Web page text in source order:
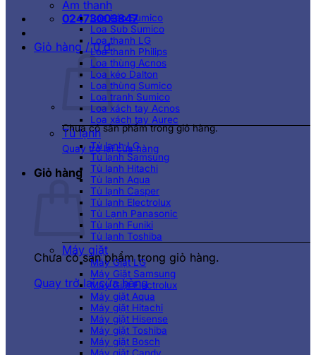
02473003847
Giỏ hàng /0₫
Chưa có sản phẩm trong giỏ hàng.
Quay trở lại cửa hàng
Giỏ hàng
Chưa có sản phẩm trong giỏ hàng.
Quay trở lại cửa hàng
Âm thanh
Loa kéo Sumico
Loa Sub Sumico
Loa thanh LG
Loa thanh Philips
Loa thùng Acnos
Loa kéo Dalton
Loa thùng Sumico
Loa tranh Sumico
Loa xách tay Acnos
Loa xách tay Aurec
Tủ lạnh
Tủ lạnh LG
Tủ lạnh Samsung
Tủ lạnh Hitachi
Tủ lạnh Aqua
Tủ lạnh Casper
Tủ lạnh Electrolux
Tủ Lạnh Panasonic
Tủ lạnh Funiki
Tủ lạnh Toshiba
Máy giặt
Máy Giặt LG
Máy Giặt Samsung
Máy Giặt Electrolux
Máy giặt Aqua
Máy giặt Hitachi
Máy giặt Hisense
Máy giặt Toshiba
Máy giặt Bosch